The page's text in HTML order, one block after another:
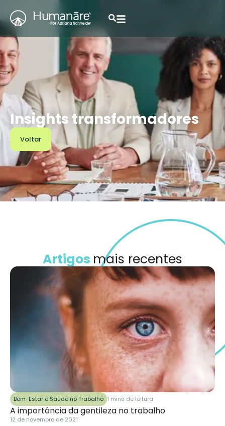
Insights transformadores
Voltar
Artigos mais recentes
Bem-Estar e Saúde no Trabalho 1 mins de leitura
A importância da gentileza no trabalho
12 de novembro de 2021